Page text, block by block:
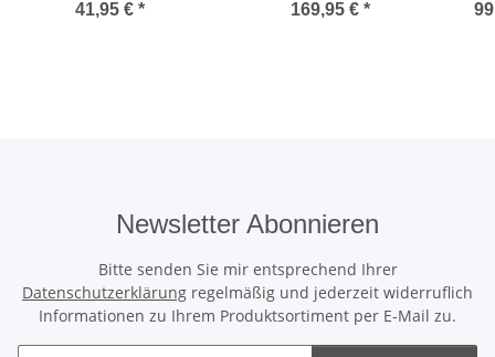
Traction Pad wein rot
41,95 € * 169,95 € *
Newsletter Abonnieren
Bitte senden Sie mir entsprechend Ihrer
Datenschutzerklärung regelmäßig und jederzeit widerruflich
Informationen zu Ihrem Produktsortiment per E-Mail zu.